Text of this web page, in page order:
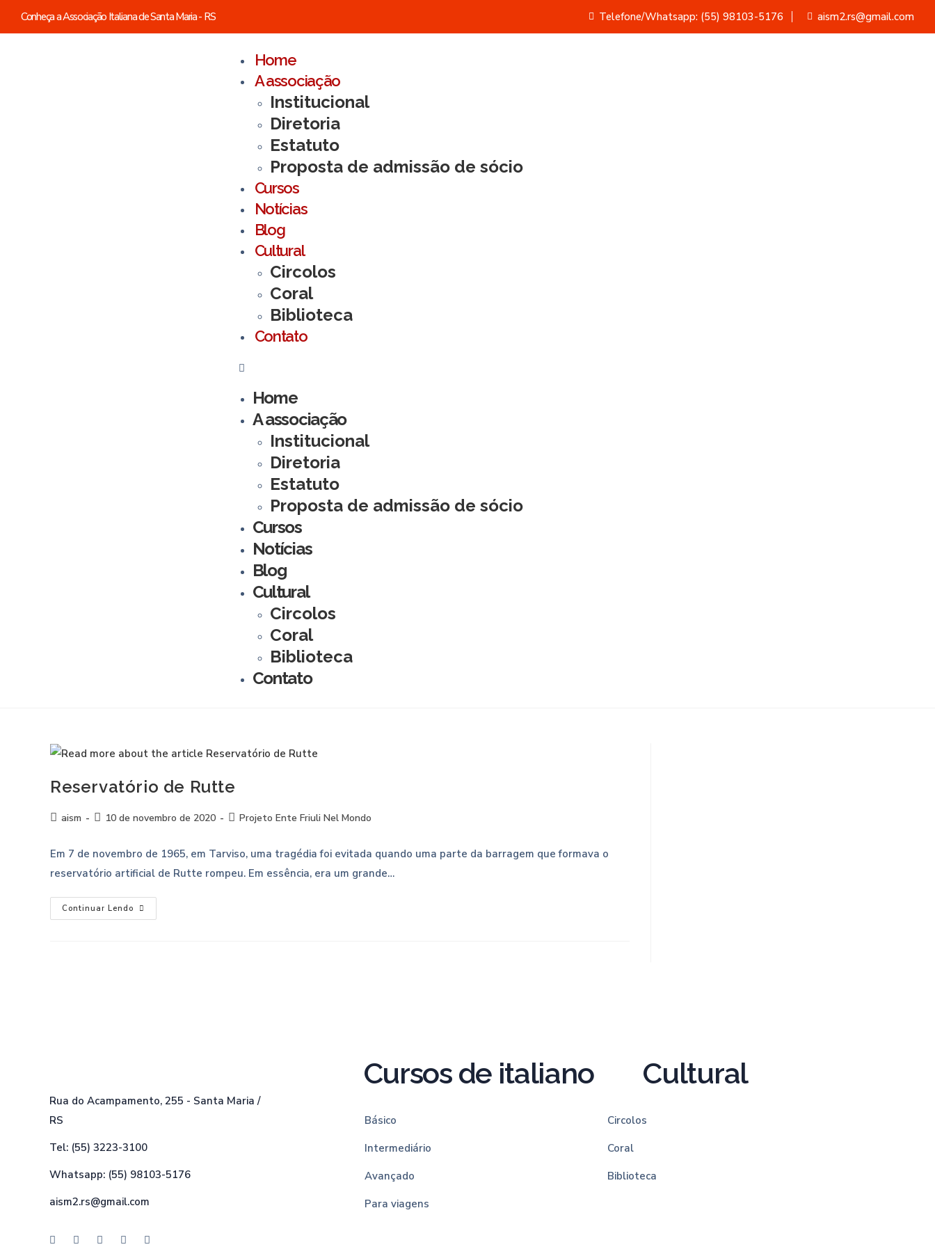
Conheça a Associação Italiana de Santa Maria - RS Telefone/Whatsapp: (55) 98103-5176 aism2.rs@gmail.com
Home
A associação
Institucional
Diretoria
Estatuto
Proposta de admissão de sócio
Cursos
Notícias
Blog
Cultural
Circolos
Coral
Biblioteca
Contato
Home
A associação
Institucional
Diretoria
Estatuto
Proposta de admissão de sócio
Cursos
Notícias
Blog
Cultural
Circolos
Coral
Biblioteca
Contato
Reservatório de Rutte
aism 10 de novembro de 2020 Projeto Ente Friuli Nel Mondo
Em 7 de novembro de 1965, em Tarviso, uma tragédia foi evitada quando uma parte da barragem que formava o
reservatório artificial de Rutte rompeu. Em essência, era um grande…
Continuar Lendo
Rua do Acampamento, 255 - Santa Maria /
RS
Tel: (55) 3223-3100
Whatsapp: (55) 98103-5176
aism2.rs@gmail.com
Cursos de italiano
Básico
Intermediário
Avançado
Para viagens
Cultural
Circolos
Coral
Biblioteca